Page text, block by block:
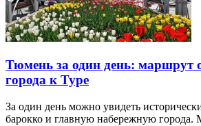
Тюмень за один день: маршрут
города к Туре
За один день можно увидеть
барокко и главную набережную города.